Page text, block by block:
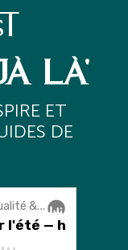
LÀ'
ET
DE